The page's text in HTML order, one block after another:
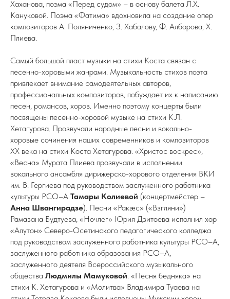
Хаханова, поэма «Перед судом» – в основу балета Л.Х.
Кануковой. Поэма «Фатима» вдохновила на создание опер
композиторов А. Поляниченко, З. Хабалову, Ф. Алборова, Х.
Плиева.
Самый большой пласт музыки на стихи Коста связан с
песенно-хоровыми жанрами. Музыкальность стихов поэта
привлекает внимание самодеятельных авторов,
профессиональных композиторов, побуждает их к написанию
песен, романсов, хоров. Именно поэтому концерты были
посвящены песенно-хоровой музыке на стихи К.Л.
Хетагурова. Прозвучали народные песни и вокально-
хоровые сочинения наших современников и композиторов
XX века на стихи Коста Хетагурова. «Христос воскрес»,
«Весна» Мурата Плиева прозвучали в исполнении
вокального ансамбля дирижерско-хорового отделения ВКИ
им. В. Гергиева под руководством заслуженного работника
культуры РСО–А Тамары Колиевой (концертмейстер –
Анна Швангирадзе). Песни «Ракæс» («Взгляни»)
Рамазана Будтуева, «Ночлег» Юрия Дзитоева исполнил хор
«Алутон» Северо-Осетинского педагогического колледжа
под руководством заслуженного работника культуры РСО–А,
заслуженного работника образования РСО–А,
заслуженного деятеля Всероссийского музыкального
общества Людмилы Мамуковой. «Песня бедняка» на
стихи К. Хетагурова и «Молитва» Владимира Туаева на